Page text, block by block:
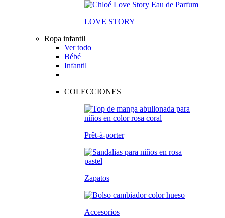
LOVE STORY
Ropa infantil
Ver todo
Bébé
Infantil
COLECCIONES
Prêt-à-porter
Zapatos
Accesorios